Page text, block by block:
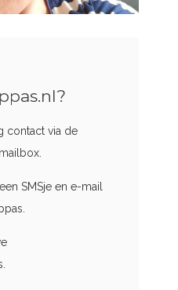
contact via de
SMSje en e-mail